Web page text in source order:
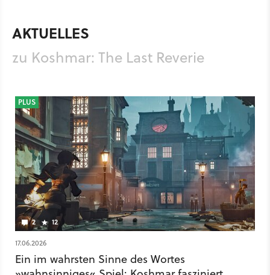
AKTUELLES
zu Koshmar: The Last Reverie
2 12
PLUS
17.06.2026
Ein im wahrsten Sinne des Wortes